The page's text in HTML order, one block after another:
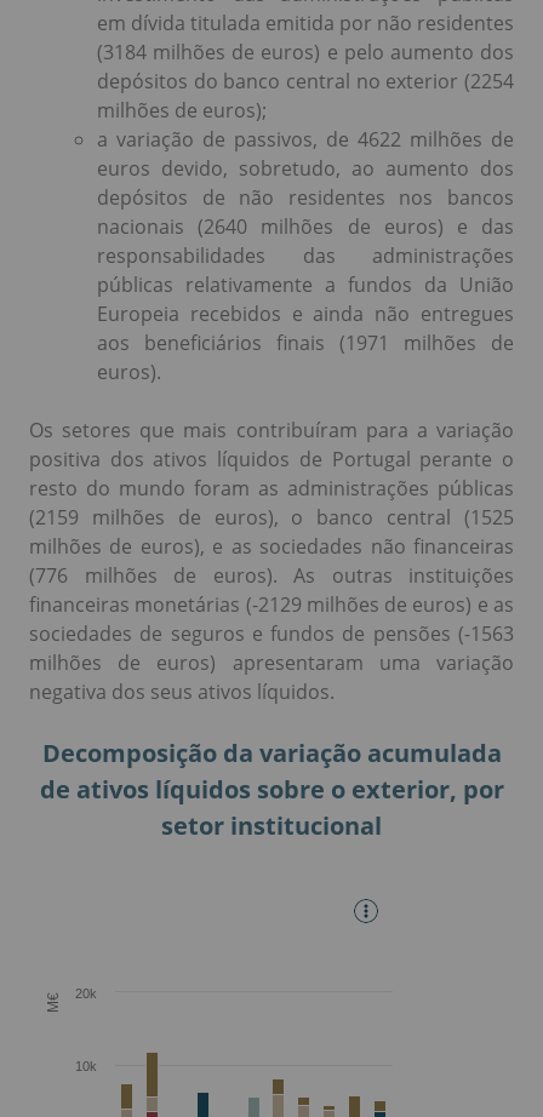
em dívida titulada emitida por não residentes
(3184 milhões de euros) e pelo aumento dos
depósitos do banco central no exterior (2254
milhões de euros);
a variação de passivos, de 4622 milhões de
euros devido, sobretudo, ao aumento dos
depósitos de não residentes nos bancos
nacionais (2640 milhões de euros) e das
responsabilidades das administrações
públicas relativamente a fundos da União
Europeia recebidos e ainda não entregues
aos beneficiários finais (1971 milhões de
euros).
Os setores que mais contribuíram para a variação
positiva dos ativos líquidos de Portugal perante o
resto do mundo foram as administrações públicas
(2159 milhões de euros), o banco central (1525
milhões de euros), e as sociedades não financeiras
(776 milhões de euros). As outras instituições
financeiras monetárias (-2129 milhões de euros) e as
sociedades de seguros e fundos de pensões (-1563
milhões de euros) apresentaram uma variação
negativa dos seus ativos líquidos.
Decomposição da variação acumulada
de ativos líquidos sobre o exterior, por
setor institucional